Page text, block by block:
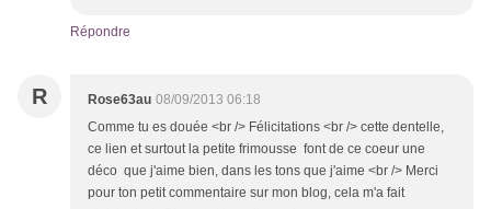
Répondre
R Rose63au 08/09/2013 06:18
Comme tu es douée <br /> Félicitations <br /> cette dentelle,
ce lien et surtout la petite frimousse font de ce coeur une
déco que j'aime bien, dans les tons que j'aime <br /> Merci
pour ton petit commentaire sur mon blog, cela m'a fait